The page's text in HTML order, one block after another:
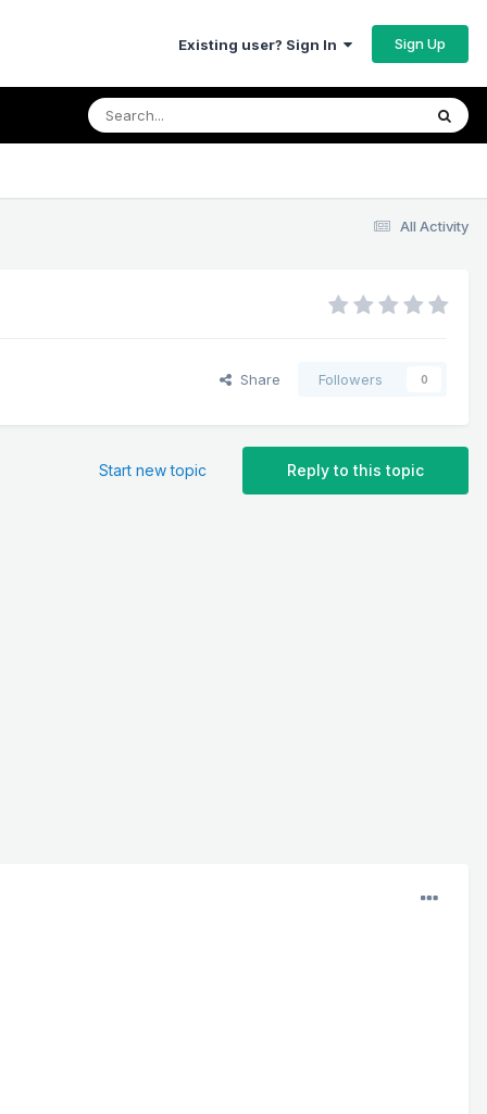
Existing user? Sign In Sign Up
All Activity
Share Followers 0
Reply to this topic
Start new topic